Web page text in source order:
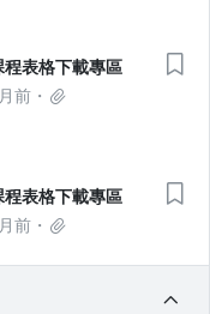
程表格下載專區
前
程表格下載專區
前